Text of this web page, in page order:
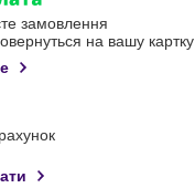
замовлення
на вашу картку